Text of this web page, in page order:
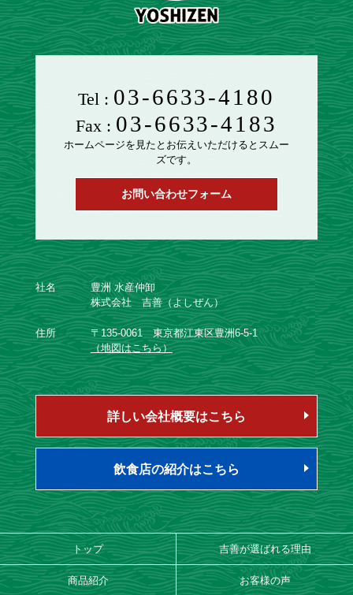
Tel : 03-6633-4180
Fax : 03-6633-4183
ホームページを見たとお伝えいただけるとスムー
ズです。
お問い合わせフォーム
社名
豊洲 水産仲卸
株式会社 吉善（よしぜん）
住所
〒135-0061 東京都江東区豊洲6-5-1
（地図はこちら）
詳しい会社概要はこちら
飲食店の紹介はこちら
トップ 吉善が選ばれる理由
商品紹介 お客様の声